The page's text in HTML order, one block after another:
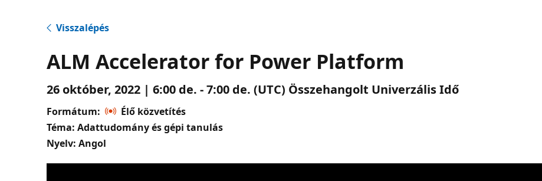
Visszalépés
ALM Accelerator for Power Platform
26 október, 2022 | 6:00 de. - 7:00 de. (UTC) Összehangolt Univerzális Idő
Formátum:
Élő közvetítés
Téma: Adattudomány és gépi tanulás
Nyelv: Angol